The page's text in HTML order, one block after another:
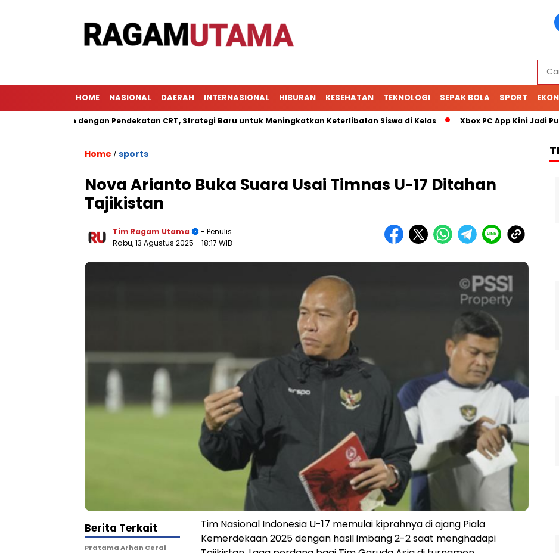
HOME NASIONAL DAERAH INTERNASIONAL HIBURAN KESEHATAN TEKNOLOGI SEPAK BOLA SPORT
dengan Pendekatan CRT, Strategi Baru untuk Meningkatkan Keterlibatan Siswa di Kelas Xbox PC App Kini Jadi Pusat
Home / sports
Nova Arianto Buka Suara Usai Timnas U-17 Ditahan
Tajikistan
Tim Ragam Utama
- Penulis
Rabu, 13 Agustus 2025 - 18:17 WIB
Tim Nasional Indonesia U-17 memulai kiprahnya di ajang Piala
Kemerdekaan 2025 dengan hasil imbang 2-2 saat menghadapi
Berita Terkait
Pratama Arhan Cerai